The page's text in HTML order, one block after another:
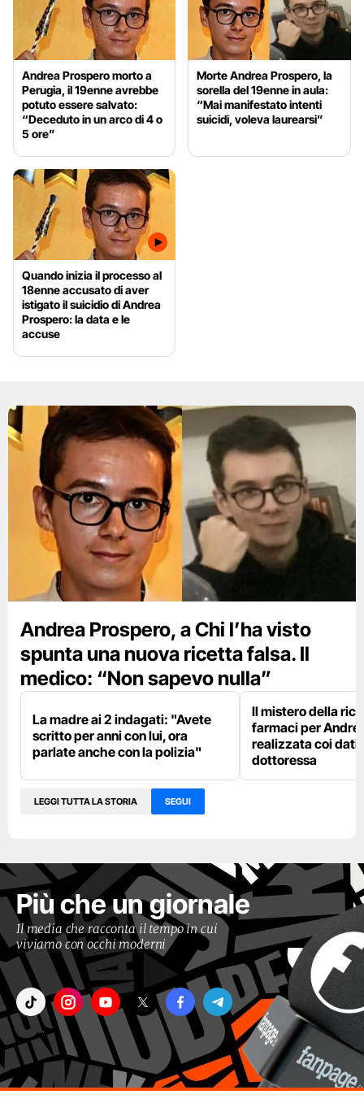
Andrea Prospero morto a
Perugia, il 19enne avrebbe
potuto essere salvato:
“Deceduto in un arco di 4 o
5 ore”
Morte Andrea Prospero, la
sorella del 19enne in aula:
“Mai manifestato intenti
suicidi, voleva laurearsi”
Quando inizia il processo al
18enne accusato di aver
istigato il suicidio di Andrea
Prospero: la data e le
accuse
Andrea Prospero, a Chi l’ha visto
spunta una nuova ricetta falsa. Il
medico: “Non sapevo nulla”
La madre ai 2 indagati: "Avete
scritto per anni con lui, ora
parlate anche con la polizia"
Il mistero della
farmaci per
realizzata coi dati
dottoressa
LEGGI TUTTA LA STORIA SEGUI
Più che un giornale
Il media che racconta il tempo in cui
viviamo con occhi moderni